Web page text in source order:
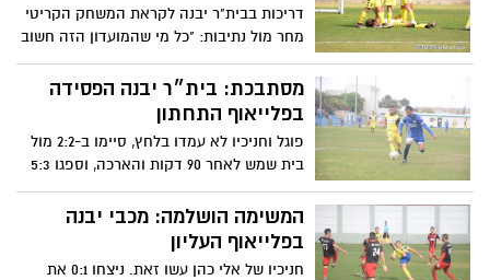
דריכות בבית"ר יבנה לקראת המשחק הקריטי
מחר מול נתיבות: "כל מי שהמועדון הזה חשוב
לו, חייב להיות באצטדיון מחר". סגל חסר
לפוגל שיעלה עם שני מחליפים בלבד על
הספסל
מסתבכת: בית״ר יבנה הפסידה
בפלייאוף התחתון
פוגל וחניכיו לא עמדו בלחץ, סיימו ב-2:2 מול
בית שמש לאחר 90 דקות והארכה, וספגו 5:3
בפנדלים. בשבוע הבא: משחק על החיים מול
נתיבות. בקבוצה אמרו: ״הכתובת הייתה על
הקיר״. צילום: חסדאי כהן
המשימה הושלמה: מכבי יבנה
בפלייאוף העליון
חניכיו של אלי כהן עשו זאת. ניצחו 0:1 את